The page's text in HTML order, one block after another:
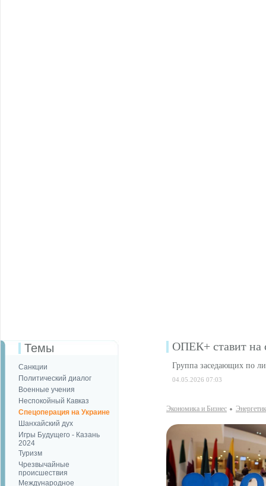
Темы
Санкции
Политический диалог
Военные учения
Неспокойный Кавказ
Спецоперация на Украине
Шанхайский дух
Игры Будущего - Казань
2024
Туризм
Чрезвычайные
происшествия
Международное
ОПЕК+ ставит на
Группа заседающих по
04.05.2026 07:03
Экономика и Бизнес